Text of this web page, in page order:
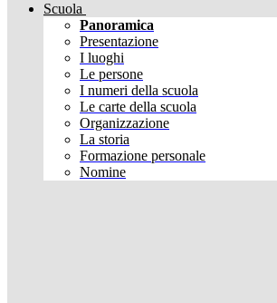
Scuola
Panoramica
Presentazione
I luoghi
Le persone
I numeri della scuola
Le carte della scuola
Organizzazione
La storia
Formazione personale
Nomine